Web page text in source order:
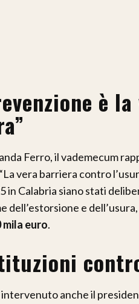
è
Ferro, il vademecum
vera barriera contro
in Calabria siano stati
dell’estorsione e
mila euro.
anche il